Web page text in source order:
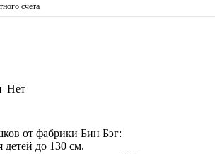
счета
Нет
от фабрики Бин Бэг:
до 130 см.